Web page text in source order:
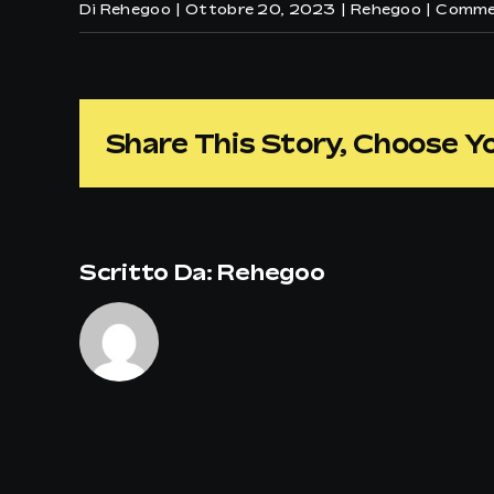
Di Rehegoo | Ottobre 20, 2023 | Rehegoo |
Share This Story, Choose
Scritto Da: Rehegoo